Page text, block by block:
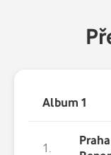
navzájem
příběhů dávných
s poznáním
neznal, každé
Album 1
1.